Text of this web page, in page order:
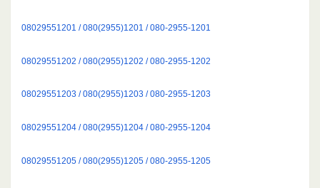
08029551201 / 080(2955)1201 / 080-2955-1201
08029551202 / 080(2955)1202 / 080-2955-1202
08029551203 / 080(2955)1203 / 080-2955-1203
08029551204 / 080(2955)1204 / 080-2955-1204
08029551205 / 080(2955)1205 / 080-2955-1205